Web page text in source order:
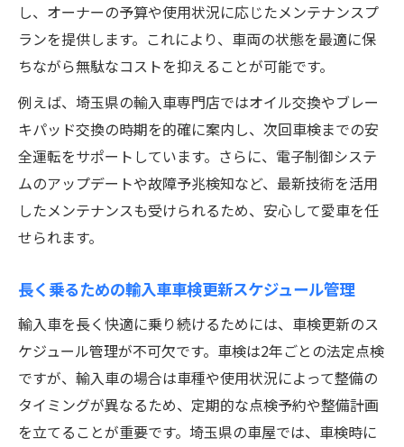
し、オーナーの予算や使用状況に応じたメンテナンスプ
ランを提供します。これにより、車両の状態を最適に保
ちながら無駄なコストを抑えることが可能です。
例えば、埼玉県の輸入車専門店ではオイル交換やブレー
キパッド交換の時期を的確に案内し、次回車検までの安
全運転をサポートしています。さらに、電子制御システ
ムのアップデートや故障予兆検知など、最新技術を活用
したメンテナンスも受けられるため、安心して愛車を任
せられます。
長く乗るための輸入車車検更新スケジュール管理
輸入車を長く快適に乗り続けるためには、車検更新のス
ケジュール管理が不可欠です。車検は2年ごとの法定点検
ですが、輸入車の場合は車種や使用状況によって整備の
タイミングが異なるため、定期的な点検予約や整備計画
を立てることが重要です。埼玉県の車屋では、車検時に